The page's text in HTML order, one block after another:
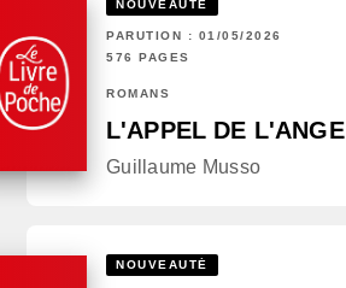
NOUVEAUTÉ
PARUTION : 01/05/2026
576 PAGES
ROMANS
L'APPEL DE L'ANGE
Guillaume Musso
NOUVEAUTÉ